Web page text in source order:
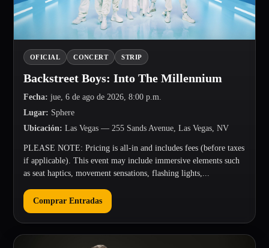
OFICIAL CONCERT STRIP
Backstreet Boys: Into The Millennium
Fecha: jue, 6 de ago de 2026, 8:00 p.m.
Lugar: Sphere
Ubicación: Las Vegas — 255 Sands Avenue, Las Vegas, NV
PLEASE NOTE: Pricing is all-in and includes fees (before taxes
if applicable). This event may include immersive elements such
as seat haptics, movement sensations, flashing lights,...
Comprar Entradas